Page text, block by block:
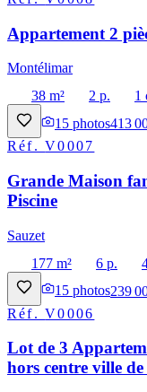
Appartement 2
Montélimar
38 m²
2 p.
1
15 photos413
Réf.V0007
Grande Maison
Piscine
Sauzet
177 m²
6 p.
15 photos239
Réf.V0006
Lot de 3
hors centre ville